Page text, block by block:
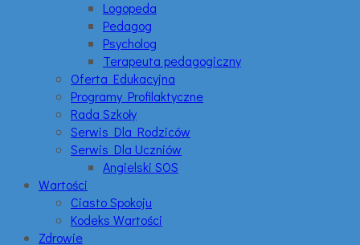
Logopeda
Pedagog
Psycholog
Terapeuta pedagogiczny
Oferta Edukacyjna
Programy Profilaktyczne
Rada Szkoły
Serwis Dla Rodziców
Serwis Dla Uczniów
Angielski SOS
Wartości
Ciasto Spokoju
Kodeks Wartości
Zdrowie